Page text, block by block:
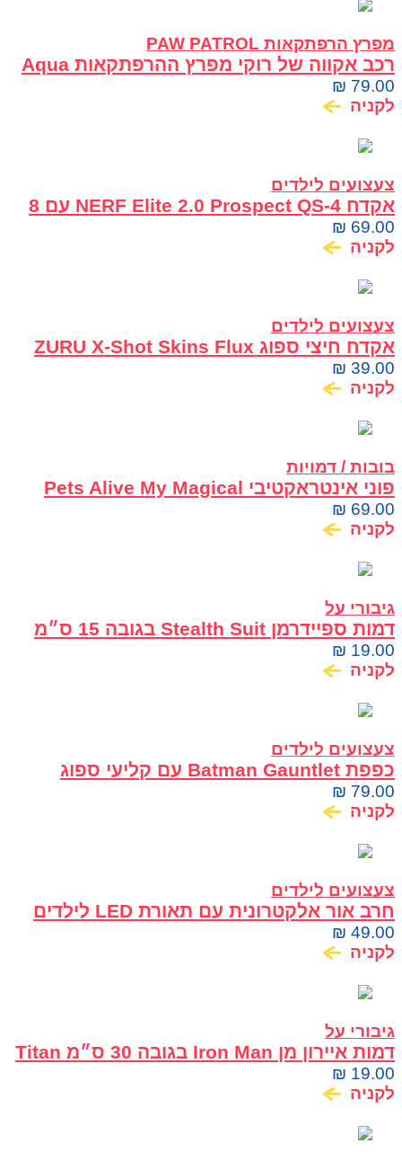
מפרץ הרפתקאות PAW PATROL
רכב אקווה של רוקי מפרץ ההרפתקאות Aqua
Pups עם דמות Rocky ₪ 79.00
לקניה
צעצועים לילדים
אקדח NERF Elite 2.0 Prospect QS-4 עם 8
חיצי ספוג
₪ 69.00
לקניה
צעצועים לילדים
אקדח חיצי ספוג ZURU X-Shot Skins Flux
Graffiti
₪ 39.00
לקניה
בובות / דמויות
פוני אינטראקטיבי Pets Alive My Magical
Pony עם אורווה ואביזרים ZURU ₪ 69.00
לקניה
גיבורי על
דמות ספיידרמן Stealth Suit בגובה 15 ס״מ
Marvel Hasbro
₪ 19.00
לקניה
צעצועים לילדים
כפפת Batman Gauntlet עם קליעי ספוג
₪ 79.00
לקניה
צעצועים לילדים
חרב אור אלקטרונית עם תאורת LED לילדים
₪ 49.00
לקניה
גיבורי על
דמות איירון מן Iron Man בגובה 30 ס״מ Titan
Hero Series Hasbro
₪ 19.00
לקניה